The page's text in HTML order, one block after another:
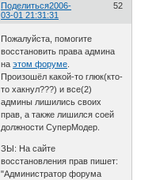
Поделиться 52
2006-
03-01 21:31:31
Пожалуйста, помогите
восстановить права админа
наэтом форуме
Произошёл какой-то глюк(кто-
то хакнул???) и все(2)
админы лишились своих
прав, а также лишился соей
должности СуперМодер.
ЗЫ: На сайте
восстановления прав пишет:
"Администратор форума